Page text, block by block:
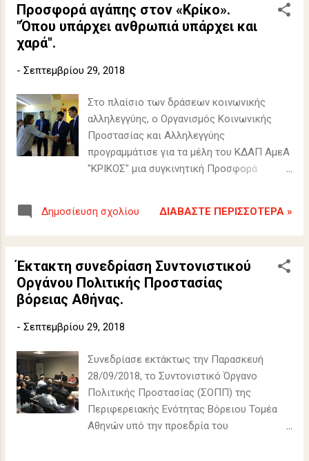
Προσφορά αγάπης στον «Κρίκο».
"Όπου υπάρχει ανθρωπιά υπάρχει και
χαρά".
- Σεπτεμβρίου 29, 2018
Στο πλαίσιο των δράσεων κοινωνικής
αλληλεγγύης, ο Οργανισμός Κοινωνικής
Προστασίας και Αλληλεγγύης
προγραμμάτισε για τα μέλη του ΚΔΑΠ ΑμεΑ
"ΚΡΙΚΟΣ" μια συγκινητική Προσφορά
Δημοσίευση σχολίου ΔΙΑΒΆΣΤΕ ΠΕΡΙΣΣΌΤΕΡΑ »
Έκτακτη συνεδρίαση Συντονιστικού
Οργάνου Πολιτικής Προστασίας
βόρειας Αθήνας.
- Σεπτεμβρίου 29, 2018
Συνεδρίασε εκτάκτως την Παρασκευή
28/09/2018, το Συντονιστικό Όργανο
Πολιτικής Προστασίας (ΣΟΠΠ) της
Περιφερειακής Ενότητας Βόρειου Τομέα
Αθηνών υπό την προεδρία του